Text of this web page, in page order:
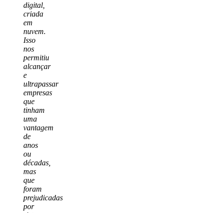
digital,
criada
em
nuvem.
Isso
nos
permitiu
alcançar
e
ultrapassar
empresas
que
tinham
uma
vantagem
de
anos
ou
décadas,
mas
que
foram
prejudicadas
por